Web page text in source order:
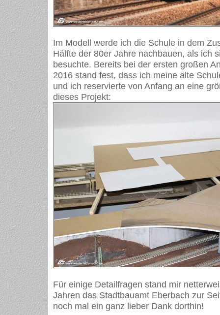
Im Modell werde ich die Schule in dem
Hälfte der 80er Jahre nachbauen, als ich
besuchte. Bereits bei der ersten großen
2016 stand fest, dass ich meine alte
und ich reservierte von Anfang an eine
dieses Projekt:
Für einige Detailfragen stand mir
Jahren das Stadtbauamt Eberbach zur
noch mal ein ganz lieber Dank dorthin!